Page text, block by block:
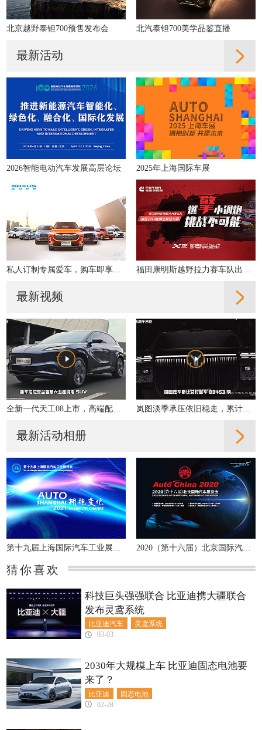
北京越野泰钽700预售发布会 北汽泰钽700美学品鉴直播
最新活动
2026智能电动汽车发展高层论坛 2025年上海国际车展
最新视频
全新一代天工08上市，高端配置大众化，重新定义性价比 岚图淡季承压依旧稳走，累计交付同比增31%
最新活动相册
第十九届上海国际汽车工业展览会 2020（第十六届）北京国际汽车展览会
猜你喜欢
比亚迪汽车 灵鸢系统
科技巨头强强联合 比亚迪携大疆联合
发布灵鸢系统
03-03
比亚迪 固态电池
2030年大规模上车 比亚迪固态电池要
来了？
02-28